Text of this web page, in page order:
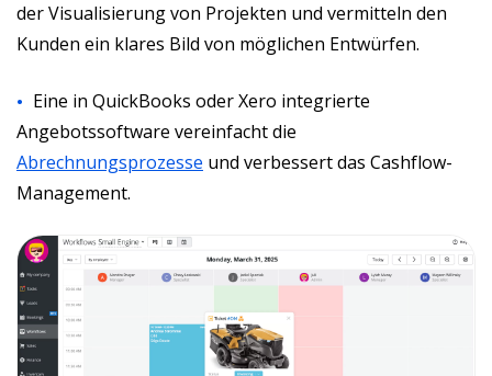
der Visualisierung von Projekten und vermitteln den
Kunden ein klares Bild von möglichen Entwürfen.
Eine in QuickBooks oder Xero integrierte
Angebotssoftware vereinfacht die
Abrechnungsprozesse und verbessert das Cashflow-
Management.